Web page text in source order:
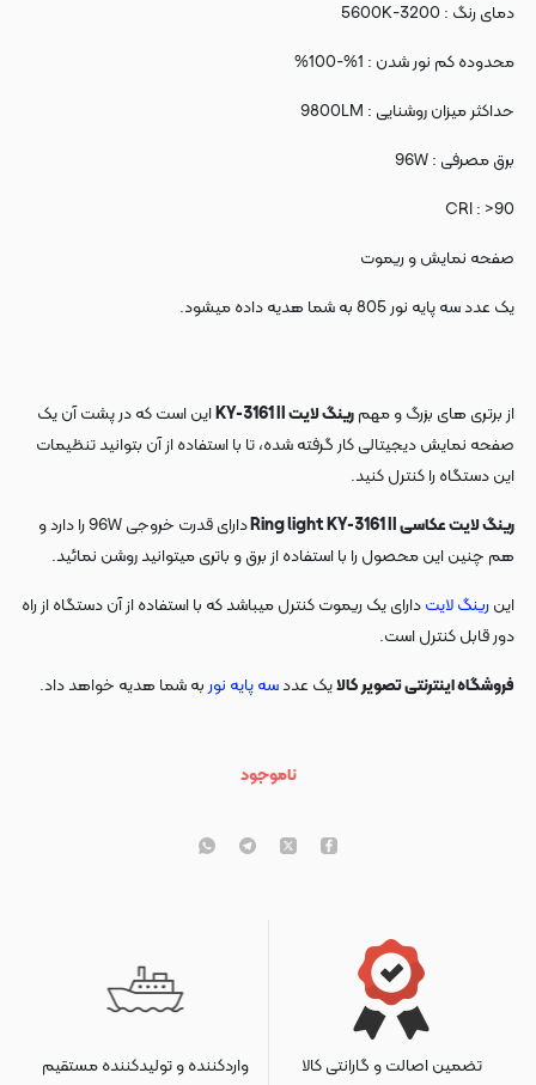
دمای رنگ : 3200-5600K
محدوده کم نور شدن : 1%-100%
حداکثر میزان روشنایی : 9800LM
برق مصرفی : 96W
CRI : >90
صفحه نمایش و ریموت
یک عدد سه پایه نور 805 به شما هدیه داده میشود.
از برتری های بزرگ و مهمرینگ لایت KY-3161 II
این است که در پشت آن یک
صفحه نمایش دیجیتالی کار گرفته شده، تا با استفاده از آن بتوانید تنظیمات
این دستگاه را کنترل کنید.
رینگ لایت عکاسی Ring light KY-3161 II
دارای قدرت خروجی 96W را دارد و
هم چنین این محصول را با استفاده از برق و باتری میتوانید روشن نمائید.
اینرینگ لایتدارای یک ریموت کنترل میباشد که با استفاده از آن دستگاه از راه
دور قابل کنترل است.
فروشگاه اینترنتی تصویر کالایک عددسه پایه نوربه شما هدیه خواهد داد.
ناموجود
تضمین اصالت و گارانتی کالا
واردکننده و تولیدکننده مستقیم